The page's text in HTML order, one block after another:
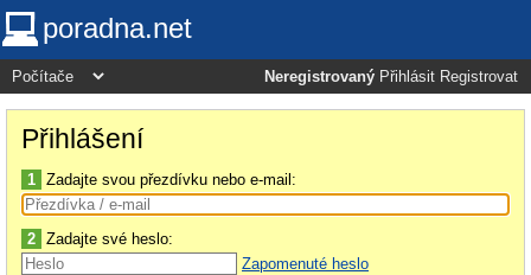
poradna.net
Neregistrovaný Přihlásit Registrovat
Přihlášení
1 Zadajte svou přezdívku nebo e-mail:
2 Zadajte své heslo:
Zapomenuté heslo